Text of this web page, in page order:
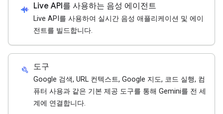
android_recorder Live API를 사용하는 음성 에이전트
Live API를 사용하여 실시간 음성 애플리케이션 및 에이
전트를 빌드합니다.
build 도구
Google 검색, URL 컨텍스트, Google 지도, 코드 실행, 컴
퓨터 사용과 같은 기본 제공 도구를 통해 Gemini를 전 세
계에 연결합니다.